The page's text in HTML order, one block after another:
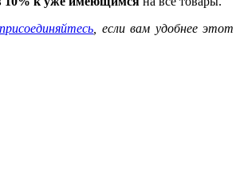
присоединяйтесь, если вам удобнее этот